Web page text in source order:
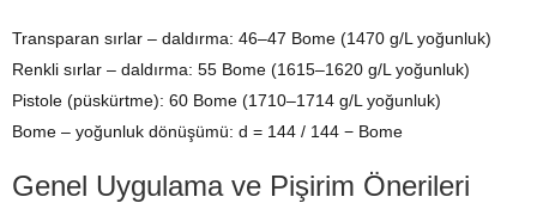
Transparan sırlar – daldırma: 46–47 Bome (1470 g/L yoğunluk)
Renkli sırlar – daldırma: 55 Bome (1615–1620 g/L yoğunluk)
Pistole (püskürtme): 60 Bome (1710–1714 g/L yoğunluk)
Bome – yoğunluk dönüşümü: d = 144 / 144 − Bome
Genel Uygulama ve Pişirim Önerileri